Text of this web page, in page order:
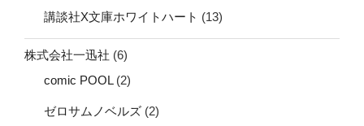
講談社X文庫ホワイトハート (13)
株式会社一迅社 (6)
comic POOL(2)
ゼロサムノベルズ (2)